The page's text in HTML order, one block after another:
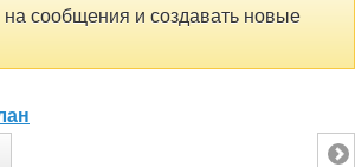
на сообщения и создавать новые